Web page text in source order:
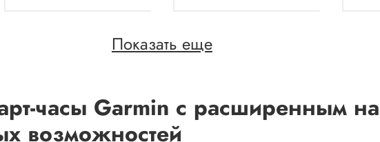
Показать еще
часы Garmin с расширенным
возможностей